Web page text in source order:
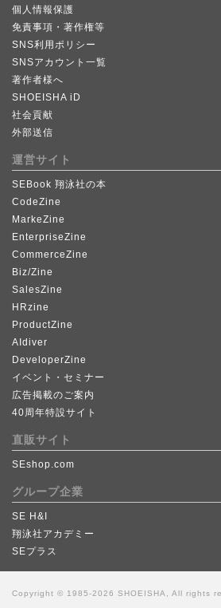
個人情報保護
免責事項・著作権等
SNS利用ポリシー
SNSアカウント一覧
著作者様へ
SHOEISHA iD
社会貢献
外部送信
運営サイト
SEBook 翔泳社の本
CodeZine
MarkeZine
EnterpriseZine
CommerceZine
Biz/Zine
SalesZine
HRzine
ProductZine
AIdiver
DeveloperZine
イベント・セミナー
広告掲載のご案内
40周年特設サイト
直販サイト
SEshop.com
グループ企業
SE H&I
翔泳社アカデミー
SEプラス
Copyright © 1985-2026 SHOEISHA, All rights